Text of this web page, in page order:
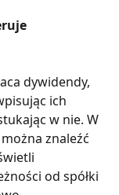
dywidendy,
ich
w nie. W
znaleźć
od spółki